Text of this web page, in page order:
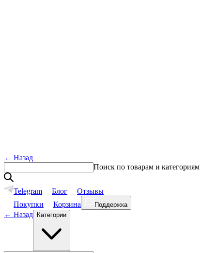
← Назад
Поиск по товарам и категориям
Telegram Блог
Отзывы
Покупки
Корзина Поддержка
← Назад Категории